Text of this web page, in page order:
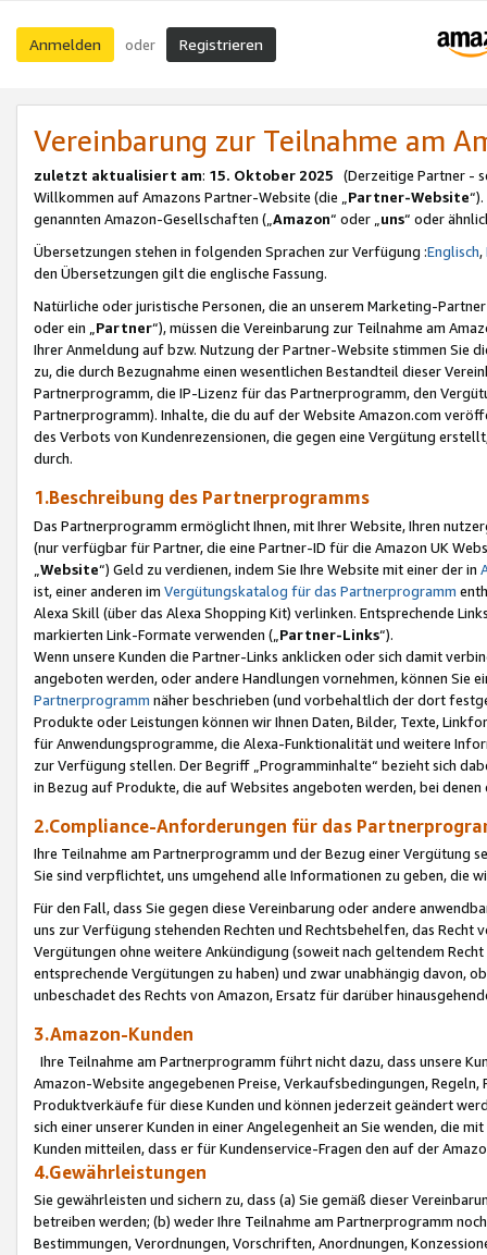
Anmelden oder Registrieren
Vereinbarung zur Teilnahme am
zuletzt aktualisiert am: 15. Oktober 2025 (Derzeitige Partner -
Willkommen auf Amazons Partner-Website (die „Partner-Website
genannten Amazon-Gesellschaften („Amazon“ oder „uns“ oder
Übersetzungen stehen in folgenden Sprachen zur Verfügung :Englisch,
den Übersetzungen gilt die englische Fassung.
Natürliche oder juristische Personen, die an unserem Marketing-
oder ein „Partner“), müssen die Vereinbarung zur Teilnahme am
Ihrer Anmeldung auf bzw. Nutzung der Partner-Website stimmen Sie
zu, die durch Bezugnahme einen wesentlichen Bestandteil dieser
Partnerprogramm, die IP-Lizenz für das Partnerprogramm, den
Partnerprogramm). Inhalte, die du auf der Website Amazon.com
des Verbots von Kundenrezensionen, die gegen eine Vergütung
durch.
1.Beschreibung des Partnerprogramms
Das Partnerprogramm ermöglicht Ihnen, mit Ihrer Website, Ihren
(nur verfügbar für Partner, die eine Partner-ID für die Amazon UK
Website“) Geld zu verdienen, indem Sie Ihre Website mit einer der in
ist, einer anderen im Vergütungskatalog für das Partnerprogramm
Alexa Skill (über das Alexa Shopping Kit) verlinken. Entsprechende
markierten Link-Formate verwenden („ Partner-Links“).
Wenn unsere Kunden die Partner-Links anklicken oder sich damit
angeboten werden, oder andere Handlungen vornehmen, können Sie
Partnerprogramm näher beschrieben (und vorbehaltlich der dort
Produkte oder Leistungen können wir Ihnen Daten, Bilder, Texte,
für Anwendungsprogramme, die Alexa-Funktionalität und weitere
zur Verfügung stellen. Der Begriff „Programminhalte“ bezieht sich
in Bezug auf Produkte, die auf Websites angeboten werden, bei
2.Compliance-Anforderungen für das
Ihre Teilnahme am Partnerprogramm und der Bezug einer Vergütung
Sie sind verpflichtet, uns umgehend alle Informationen zu geben, die
Für den Fall, dass Sie gegen diese Vereinbarung oder andere
uns zur Verfügung stehenden Rechten und Rechtsbehelfen, das
Vergütungen ohne weitere Ankündigung (soweit nach geltendem
entsprechende Vergütungen zu haben) und zwar unabhängig davon,
unbeschadet des Rechts von Amazon, Ersatz für darüber
3.Amazon-Kunden
Ihre Teilnahme am Partnerprogramm führt nicht dazu, dass unsere
Amazon-Website angegebenen Preise, Verkaufsbedingungen,
Produktverkäufe für diese Kunden und können jederzeit geändert
sich einer unserer Kunden in einer Angelegenheit an Sie wenden, die
Kunden mitteilen, dass er für Kundenservice-Fragen den auf der
4.Gewährleistungen
Sie gewährleisten und sichern zu, dass (a) Sie gemäß dieser
betreiben werden; (b) weder Ihre Teilnahme am Partnerprogramm
Bestimmungen, Verordnungen, Vorschriften, Anordnungen,